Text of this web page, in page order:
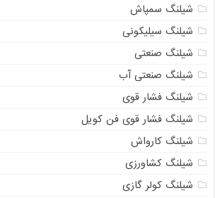
شیلنگ سمپاش
شیلنگ سیلیکونی
شیلنگ صنعتی
شیلنگ صنعتی آب
شیلنگ فشار قوی
شیلنگ فشار قوی فن کویل
شیلنگ کارواش
شیلنگ کشاورزی
شیلنگ کولر گازی